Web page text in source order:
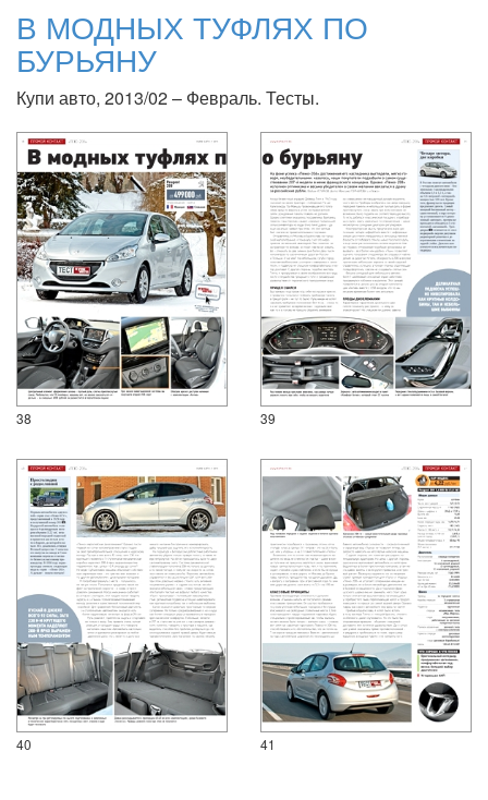
В МОДНЫХ ТУФЛЯХ ПО
БУРЬЯНУ
Купи авто, 2013/02 – Февраль. Тесты.
38 39
40 41